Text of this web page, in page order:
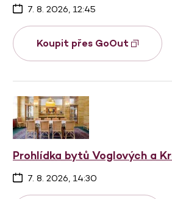
7. 8. 2026, 12:45
Koupit přes GoOut
Prohlídka bytů Voglových a
7. 8. 2026, 14:30